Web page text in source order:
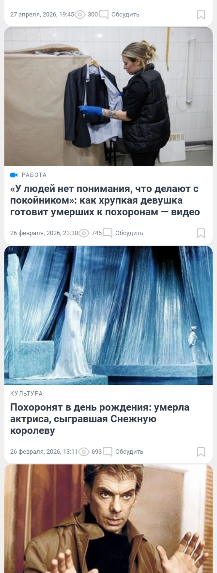
27 апреля, 2026, 19:45 300 Обсудить
РАБОТА
«У людей нет понимания, что делают с
покойником»: как хрупкая девушка
готовит умерших к похоронам — видео
26 февраля, 2026, 23:30 745 Обсудить
КУЛЬТУРА
Похоронят в день рождения: умерла
актриса, сыгравшая Снежную
королеву
26 февраля, 2026, 13:11 693 Обсудить